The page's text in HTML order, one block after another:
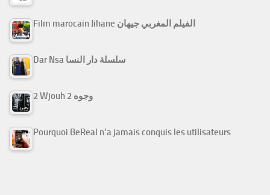
Film marocain Jihane الفيلم المغربي جيهان
Dar Nsa سلسلة دار النسا
2 Wjouh 2 وجوه
Pourquoi BeReal n’a jamais conquis les utilisateurs